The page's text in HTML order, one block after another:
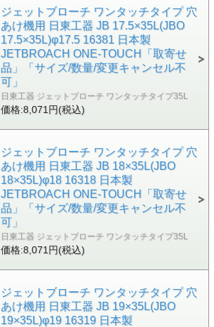
ジェットブローチ ワンタッチタイプ 穴
あけ機用 日東工器 JB 17.5×35L(JBO
17.5×35L)φ17.5 16381 日本製
JETBROACH ONE-TOUCH「取寄せ
品」「サイズ/数量/変更キャンセル不
可」
日東工器 ジェットブローチ ワンタッチタイプ35L
価格:8,071円(税込)
ジェットブローチ ワンタッチタイプ 穴
あけ機用 日東工器 JB 18×35L(JBO
18×35L)φ18 16318 日本製
JETBROACH ONE-TOUCH「取寄せ
品」「サイズ/数量/変更キャンセル不
可」
日東工器 ジェットブローチ ワンタッチタイプ35L
価格:8,071円(税込)
ジェットブローチ ワンタッチタイプ 穴
あけ機用 日東工器 JB 19×35L(JBO
19×35L)φ19 16319 日本製